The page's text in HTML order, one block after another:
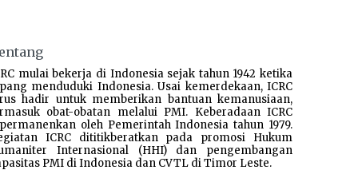
mulai bekerja di Indonesia sejak tahun 1942 ketika
menduduki Indonesia. Usai kemerdekaan, ICRC
hadir untuk memberikan bantuan kemanusiaan,
obat-obatan melalui PMI. Keberadaan ICRC
oleh Pemerintah Indonesia tahun 1979.
ICRC dititikberatkan pada promosi Hukum
Internasional (HHI) dan pengembangan
PMI di Indonesia dan CVTL di Timor Leste.